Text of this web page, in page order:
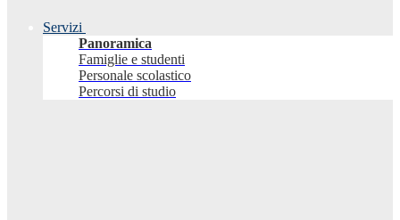
Servizi
Panoramica
Famiglie e studenti
Personale scolastico
Percorsi di studio